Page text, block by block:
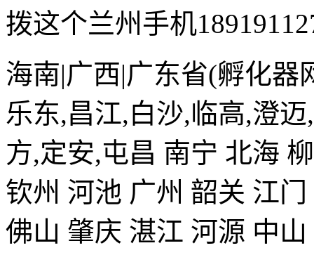
拨这个兰州手机
海南|广西|广东省(孵化器
乐东,昌江,白沙,临高,澄
方,定安,屯昌 南宁 北海
钦州 河池 广州 韶关 江
佛山 肇庆 湛江 河源 中